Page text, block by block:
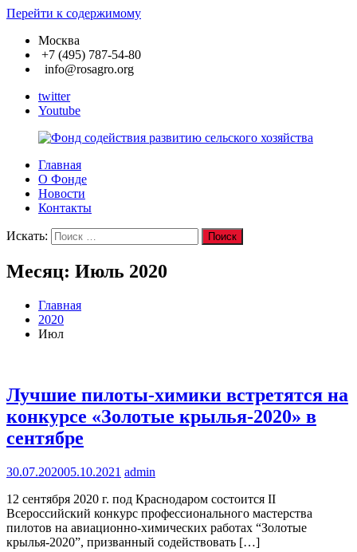
Перейти к содержимому
Москва
+7 (495) 787-54-80
info@rosagro.org
twitter
Youtube
Фонд
содействия
развитию
хозяйства
Главная
О Фонде
Новости
Контакты
Искать: Поиск
Месяц: Июль 2020
Главная
2020
Июл
Лучшие пилоты-химики встретятся на
конкурсе «Золотые крылья-2020» в
сентябре
30.07.202005.10.2021 admin
12 сентября 2020 г. под Краснодаром состоится II
Всероссийский конкурс профессионального мастерства
пилотов на авиационно-химических работах “Золотые
крылья-2020”, призванный содействовать […]